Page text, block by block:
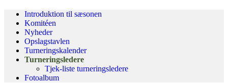
Introduktion til sæsonen
Komitéen
Nyheder
Opslagstavlen
Turneringskalender
Turneringsledere
Tjek-liste turneringsledere
Fotoalbum